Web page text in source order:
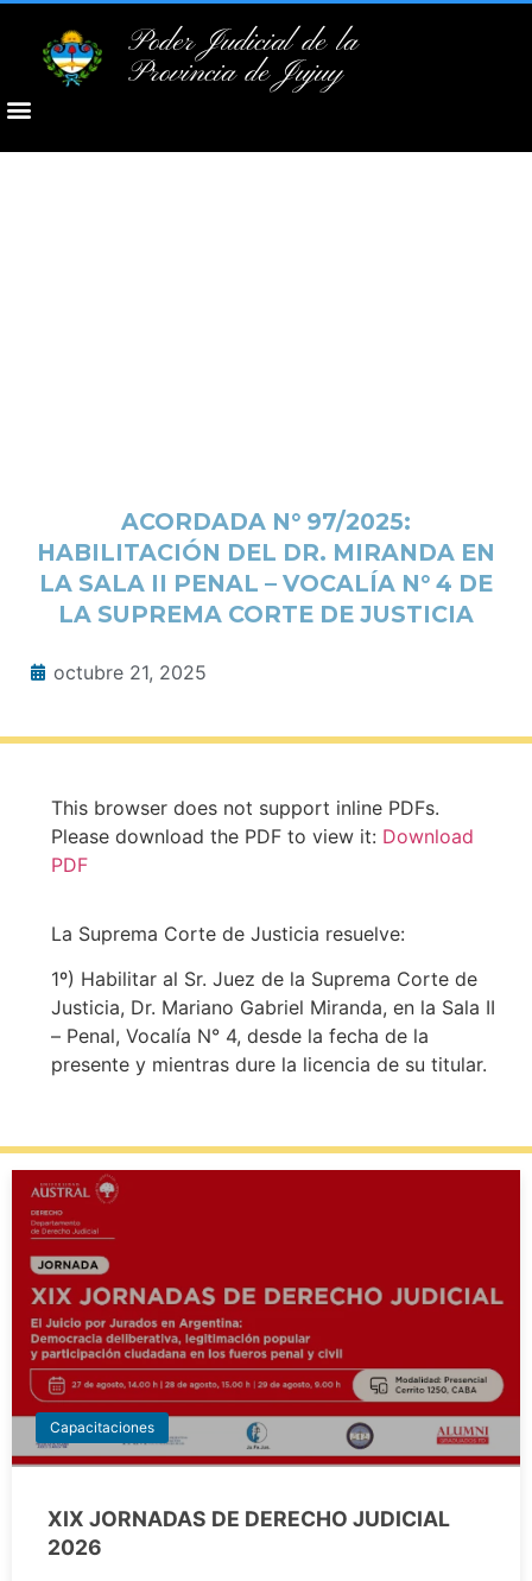
Poder Judicial de la
Provincia de Jujuy
ACORDADA N° 97/2025:
HABILITACIÓN DEL DR. MIRANDA EN
LA SALA II PENAL – VOCALÍA N° 4 DE
LA SUPREMA CORTE DE JUSTICIA
octubre 21, 2025
This browser does not support inline PDFs.
Please download the PDF to view it: Download
PDF
La Suprema Corte de Justicia resuelve:
1º) Habilitar al Sr. Juez de la Suprema Corte de
Justicia, Dr. Mariano Gabriel Miranda, en la Sala II
– Penal, Vocalía N° 4, desde la fecha de la
presente y mientras dure la licencia de su titular.
Capacitaciones
XIX JORNADAS DE DERECHO JUDICIAL
2026